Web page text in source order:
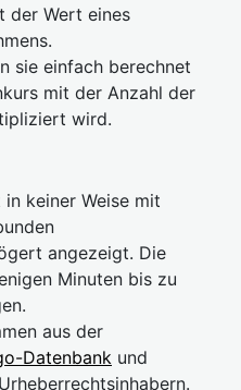
der Wert eines
sie einfach berechnet
mit der Anzahl der
wird.
keiner Weise mit
angezeigt. Die
Minuten bis zu
aus der
Datenbank und